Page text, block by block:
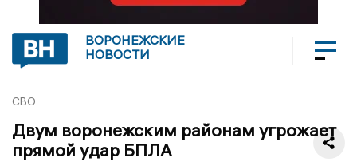
ВОРОНЕЖСКИЕ
НОВОСТИ
СВО
Двум воронежским районам угрожает
прямой удар БПЛА